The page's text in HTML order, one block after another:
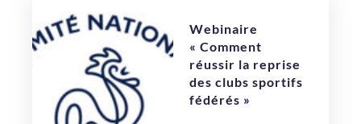
Webinaire
« Comment
réussir la reprise
des clubs sportifs
fédérés »